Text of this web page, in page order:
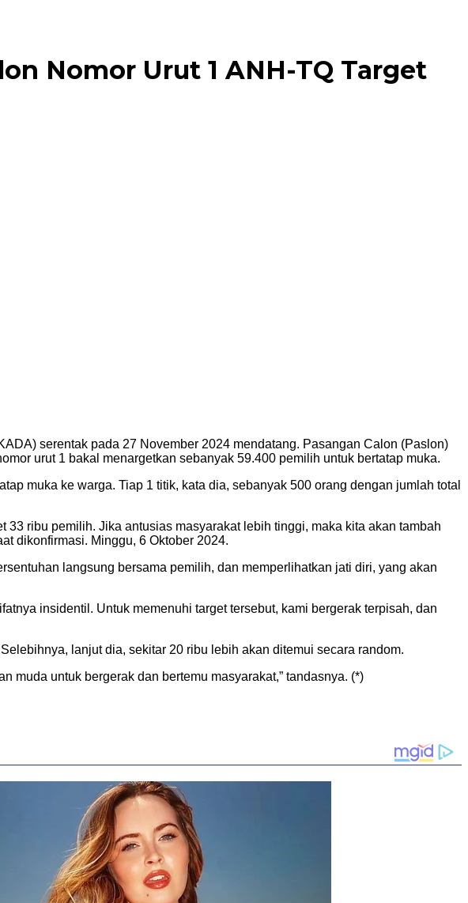
Nomor Urut 1 ANH-TQ Target
serentak pada 27 November 2024 mendatang. Pasangan Calon (Paslon)
urut 1 bakal menargetkan sebanyak 59.400 pemilih untuk bertatap muka.
muka ke warga. Tiap 1 titik, kata dia, sebanyak 500 orang dengan jumlah total
ribu pemilih. Jika antusias masyarakat lebih tinggi, maka kita akan tambah
dikonfirmasi. Minggu, 6 Oktober 2024.
langsung bersama pemilih, dan memperlihatkan jati diri, yang akan
insidentil. Untuk memenuhi target tersebut, kami bergerak terpisah, dan
lanjut dia, sekitar 20 ribu lebih akan ditemui secara random.
muda untuk bergerak dan bertemu masyarakat,” tandasnya. (*)